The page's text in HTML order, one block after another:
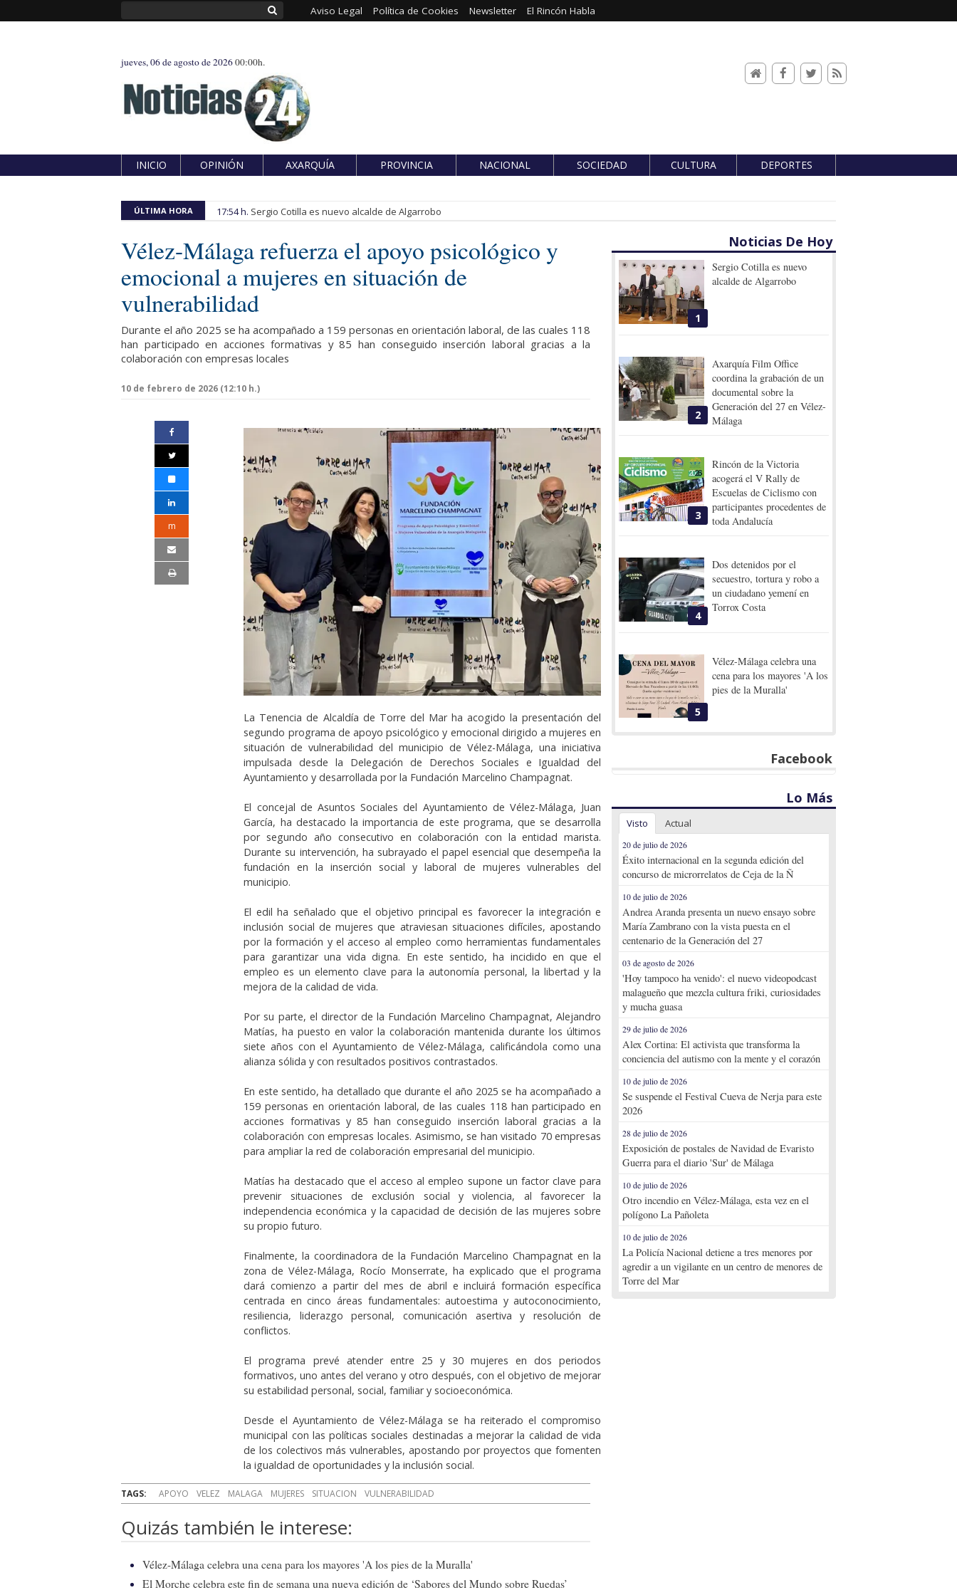
Aviso Legal Política de Cookies Newsletter El Rincón Habla
jueves, 06 de agosto de 202600:00h.
INICIO OPINIÓN AXARQUÍA PROVINCIA NACIONAL SOCIEDAD CULTURA DEPORTES
ÚLTIMA HORA 17:54 h. Sergio Cotilla es nuevo alcalde de Algarrobo
Vélez-Málaga refuerza el apoyo psicológico y
emocional a mujeres en situación de
vulnerabilidad
Durante el año 2025 se ha acompañado a 159 personas en orientación laboral, de las cuales 118
han participado en acciones formativas y 85 han conseguido inserción laboral gracias a la
colaboración con empresas locales
10 de febrero de 2026 (12:10 h.)
m
La Tenencia de Alcaldía de Torre del Mar ha acogido la presentación del
segundo programa de apoyo psicológico y emocional dirigido a mujeres en
situación de vulnerabilidad del municipio de Vélez-Málaga, una iniciativa
impulsada desde la Delegación de Derechos Sociales e Igualdad del
Ayuntamiento y desarrollada por la Fundación Marcelino Champagnat.
El concejal de Asuntos Sociales del Ayuntamiento de Vélez-Málaga, Juan
García, ha destacado la importancia de este programa, que se desarrolla
por segundo año consecutivo en colaboración con la entidad marista.
Durante su intervención, ha subrayado el papel esencial que desempeña la
fundación en la inserción social y laboral de mujeres vulnerables del
municipio.
El edil ha señalado que el objetivo principal es favorecer la integración e
inclusión social de mujeres que atraviesan situaciones difíciles, apostando
por la formación y el acceso al empleo como herramientas fundamentales
para garantizar una vida digna. En este sentido, ha incidido en que el
empleo es un elemento clave para la autonomía personal, la libertad y la
mejora de la calidad de vida.
Por su parte, el director de la Fundación Marcelino Champagnat, Alejandro
Matías, ha puesto en valor la colaboración mantenida durante los últimos
siete años con el Ayuntamiento de Vélez-Málaga, calificándola como una
alianza sólida y con resultados positivos contrastados.
En este sentido, ha detallado que durante el año 2025 se ha acompañado a
159 personas en orientación laboral, de las cuales 118 han participado en
acciones formativas y 85 han conseguido inserción laboral gracias a la
colaboración con empresas locales. Asimismo, se han visitado 70 empresas
para ampliar la red de colaboración empresarial del municipio.
Matías ha destacado que el acceso al empleo supone un factor clave para
prevenir situaciones de exclusión social y violencia, al favorecer la
independencia económica y la capacidad de decisión de las mujeres sobre
su propio futuro.
Finalmente, la coordinadora de la Fundación Marcelino Champagnat en la
zona de Vélez-Málaga, Rocío Monserrate, ha explicado que el programa
dará comienzo a partir del mes de abril e incluirá formación específica
centrada en cinco áreas fundamentales: autoestima y autoconocimiento,
resiliencia, liderazgo personal, comunicación asertiva y resolución de
conflictos.
El programa prevé atender entre 25 y 30 mujeres en dos periodos
formativos, uno antes del verano y otro después, con el objetivo de mejorar
su estabilidad personal, social, familiar y socioeconómica.
Desde el Ayuntamiento de Vélez-Málaga se ha reiterado el compromiso
municipal con las políticas sociales destinadas a mejorar la calidad de vida
de los colectivos más vulnerables, apostando por proyectos que fomenten
la igualdad de oportunidades y la inclusión social.
TAGS: APOYO VELEZ MALAGA MUJERES SITUACION VULNERABILIDAD
Quizás también le interese:
Vélez-Málaga celebra una cena para los mayores 'A los pies de la Muralla'
El Morche celebra este fin de semana una nueva edición de ‘Sabores del Mundo sobre Ruedas’
Noticias De Hoy
1
Sergio Cotilla es nuevo
alcalde de Algarrobo
2
Axarquía Film Office
coordina la grabación de un
documental sobre la
Generación del 27 en Vélez-
Málaga
3
Rincón de la Victoria
acogerá el V Rally de
Escuelas de Ciclismo con
participantes procedentes de
toda Andalucía
4
Dos detenidos por el
secuestro, tortura y robo a
un ciudadano yemení en
Torrox Costa
5
Vélez-Málaga celebra una
cena para los mayores 'A los
pies de la Muralla'
Facebook
Lo Más
Visto Actual
20 de julio de 2026
Éxito internacional en la segunda edición del
concurso de microrrelatos de Ceja de la Ñ
10 de julio de 2026
Andrea Aranda presenta un nuevo ensayo sobre
María Zambrano con la vista puesta en el
centenario de la Generación del 27
03 de agosto de 2026
'Hoy tampoco ha venido': el nuevo videopodcast
malagueño que mezcla cultura friki, curiosidades
y mucha guasa
29 de julio de 2026
Alex Cortina: El activista que transforma la
conciencia del autismo con la mente y el corazón
10 de julio de 2026
Se suspende el Festival Cueva de Nerja para este
2026
28 de julio de 2026
Exposición de postales de Navidad de Evaristo
Guerra para el diario 'Sur' de Málaga
10 de julio de 2026
Otro incendio en Vélez-Málaga, esta vez en el
polígono La Pañoleta
10 de julio de 2026
La Policía Nacional detiene a tres menores por
agredir a un vigilante en un centro de menores de
Torre del Mar